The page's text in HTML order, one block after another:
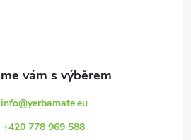
info@yerbamate.eu
+420 778 969 588